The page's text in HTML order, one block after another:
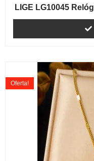
LIGE LG10045
Oferta!